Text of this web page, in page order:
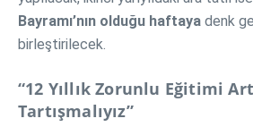
Bayramı’nın olduğu haftaya denk
birleştirilecek.
“12 Yıllık Zorunlu Eğitimi
Tartışmalıyız”